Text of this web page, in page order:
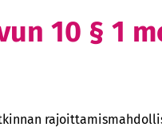
10 § 1